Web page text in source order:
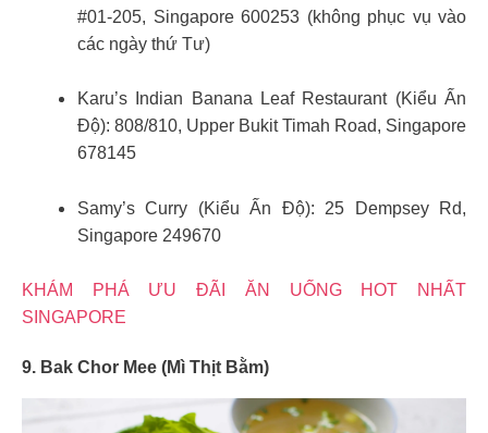
#01-205, Singapore 600253 (không phục vụ vào
các ngày thứ Tư)
Karu’s Indian Banana Leaf Restaurant (Kiểu Ấn
Độ): 808/810, Upper Bukit Timah Road, Singapore
678145
Samy’s Curry (Kiểu Ấn Độ): 25 Dempsey Rd,
Singapore 249670
KHÁM PHÁ ƯU ĐÃI ĂN UỐNG HOT NHẤT
SINGAPORE
9. Bak Chor Mee (Mì Thịt Bằm)